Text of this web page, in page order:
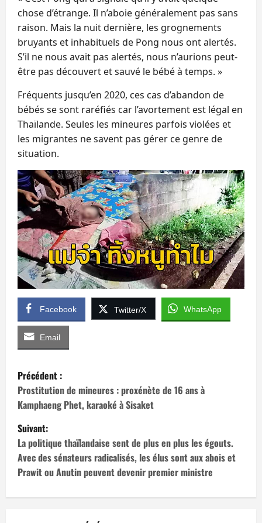
chose d’étrange. Il n’aboie généralement pas sans
raison. Mais la nuit dernière, les grognements
bruyants et inhabituels de Pong nous ont alertés.
S’il ne nous avait pas alertés, nous n’aurions peut-
être pas découvert et sauvé le bébé à temps. »
Fréquents jusqu’en 2020, ces cas d’abandon de
bébés se sont raréfiés car l’avortement est légal en
Thaïlande. Seules les mineures parfois violées et
les migrantes ne savent pas gérer ce genre de
situation.
Facebook Twitter/X WhatsApp
Email
N
a
v
i
g
a
Précédent :
Prostitution de mineures : proxénète de 16 ans à
Kamphaeng Phet, karaoké à Sisaket
Suivant:
La politique thaïlandaise sent de plus en plus les égouts.
Avec des sénateurs radicalisés, les élus sont aux abois et
Prawit ou Anutin peuvent devenir premier ministre